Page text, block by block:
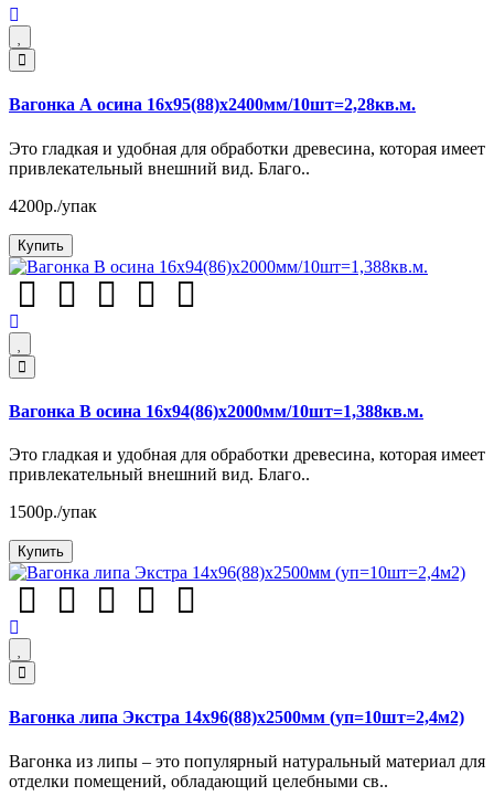
Вагонка А осина 16х95(88)х2400мм/10шт=2,28кв.м.
Это гладкая и удобная для обработки древесина, которая имеет
привлекательный внешний вид. Благо..
4200р./упак
Купить
Вагонка В осина 16х94(86)х2000мм/10шт=1,388кв.м.
Это гладкая и удобная для обработки древесина, которая имеет
привлекательный внешний вид. Благо..
1500р./упак
Купить
Вагонка липа Экстра 14х96(88)х2500мм (уп=10шт=2,4м2)
Вагонка из липы – это популярный натуральный материал для
отделки помещений, обладающий целебными св..